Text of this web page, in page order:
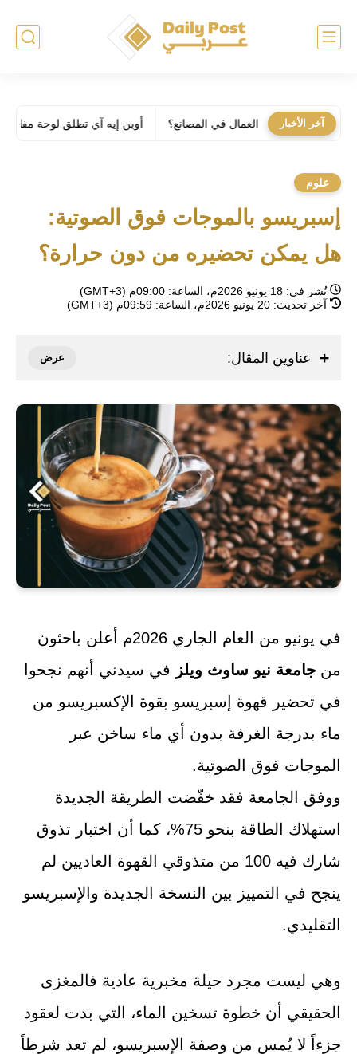
آخر الأخبار أوبن إيه آي تطلق لوحة مفاتيح بـ 230$ خاصة لـ كودكس
علوم
إسبريسو بالموجات فوق الصوتية:
هل يمكن تحضيره من دون حرارة؟
نُشر في: 18 يونيو 2026م، الساعة: 09:00م (GMT+3)
آخر تحديث: 20 يونيو 2026م، الساعة: 09:59م (GMT+3)
عناوين المقال:
في يونيو من العام الجاري 2026م أعلن باحثون
من جامعة نيو ساوث ويلز
في سيدني أنهم نجحوا
في تحضير قهوة إسبريسو بقوة الإكسبريسو من
ماء بدرجة الغرفة بدون أي ماء ساخن عبر
الموجات فوق الصوتية.
ووفق الجامعة فقد خفّضت الطريقة الجديدة
استهلاك الطاقة بنحو 75%، كما أن اختبار تذوق
شارك فيه 100 من متذوقي القهوة العاديين لم
ينجح في التمييز بين النسخة الجديدة والإسبريسو
التقليدي.
وهي ليست مجرد حيلة مخبرية عادية فالمغزى
الحقيقي أن خطوة تسخين الماء، التي بدت لعقود
جزءاً لا يُمس من وصفة الإسبريسو، لم تعد شرطاً